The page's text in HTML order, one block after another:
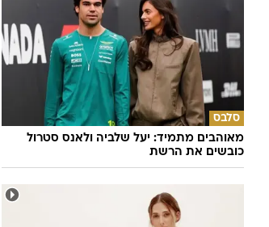
סלבס
מאוהבים מתמיד: יעל שלביה ולאנס סטרול
כובשים את הרשת